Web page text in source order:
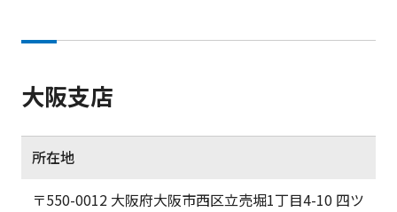
大阪支店
所在地
〒550-0012 大阪府大阪市西区立売堀1丁目4-10 四ツ